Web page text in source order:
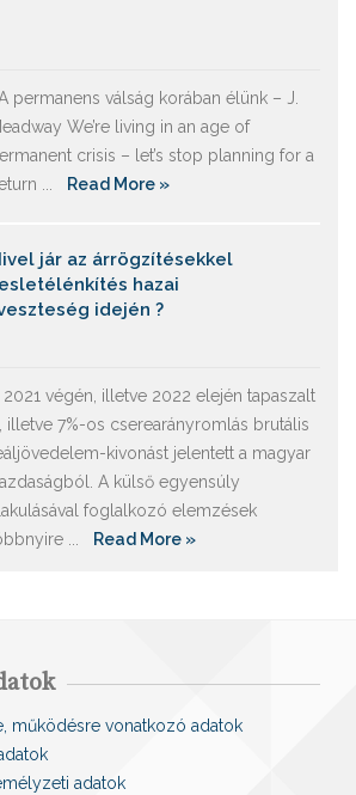
permanens válság korában élünk – J.
We’re living in an age of
crisis – let’s stop planning for a
...
Read More »
jár az árrögzítésekkel
hazai
idején ?
2021 végén, illetve 2022 elején tapaszalt
illetve 7%-os cserearányromlás brutális
kivonást jelentett a magyar
A külső egyensúly
foglalkozó elemzések
...
Read More »
működésre vonatkozó adatok
adatok